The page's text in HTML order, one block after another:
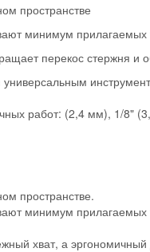
пространстве
минимум
перекос стержня
работ: (2,4 мм), 1/
пространстве.
минимум
хват, а эргономичный